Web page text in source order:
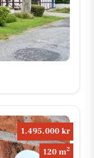
1.495.000 kr
120 m2